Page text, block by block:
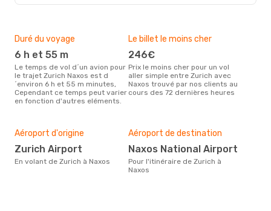
JNX- ZRH
Lun. 5 Oct.- Lun. 12 Oct.
Aegean Airlines 1 Escale
ZRH- JNX
Aegean Airlines 1 Escale
JNX- ZRH
Duré du voyage
6 h et 55 m
Le temps de vol d´un avion pour
le trajet Zurich Naxos est d
´environ 6 h et 55 m minutes,
Cependant ce temps peut varier
en fonction d'autres eléments.
Le billet le moins cher
246€
Prix le moins cher pour un vol
aller simple entre Zurich avec
Naxos trouvé par nos clients au
cours des 72 dernières heures
Aéroport d'origine
Zurich Airport
En volant de Zurich à Naxos
Aéroport de destination
Naxos National Airport
Pour l'itinéraire de Zurich à
Naxos